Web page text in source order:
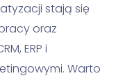
stają się
oraz
ERP i
Warto